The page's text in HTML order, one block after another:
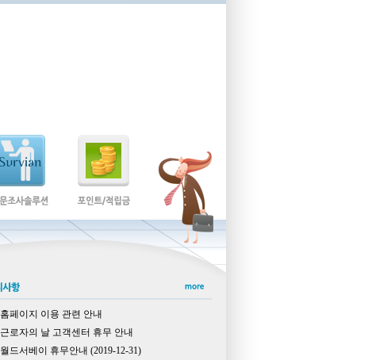
홈페이지 이용 관련 안내
근로자의 날 고객센터 휴무 안내
월드서베이 휴무안내 (2019-12-31)